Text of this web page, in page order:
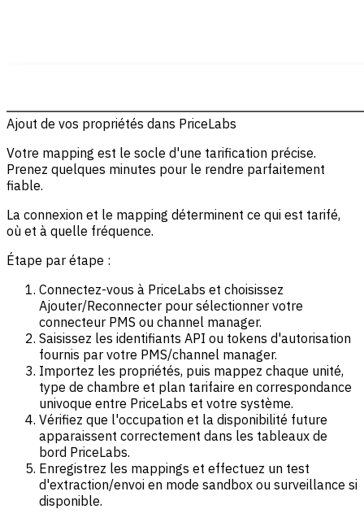
Ajout de vos propriétés dans PriceLabs
Votre mapping est le socle d'une tarification précise.
Prenez quelques minutes pour le rendre parfaitement
fiable.
La connexion et le mapping déterminent ce qui est tarifé,
où et à quelle fréquence.
Étape par étape :
Connectez-vous à PriceLabs et choisissez
Ajouter/Reconnecter pour sélectionner votre
connecteur PMS ou channel manager.
Saisissez les identifiants API ou tokens d'autorisation
fournis par votre PMS/channel manager.
Importez les propriétés, puis mappez chaque unité,
type de chambre et plan tarifaire en correspondance
univoque entre PriceLabs et votre système.
Vérifiez que l'occupation et la disponibilité future
apparaissent correctement dans les tableaux de
bord PriceLabs.
Enregistrez les mappings et effectuez un test
d'extraction/envoi en mode sandbox ou surveillance si
disponible.